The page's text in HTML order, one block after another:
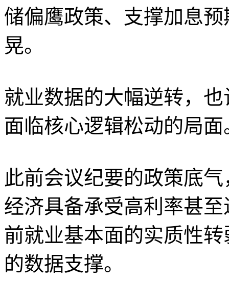
储偏鹰政策、支撑加息
晃。
就业数据的大幅逆转，
面临核心逻辑松动的局面
此前会议纪要的政策底
经济具备承受高利率甚
前就业基本面的实质性
的数据支撑。